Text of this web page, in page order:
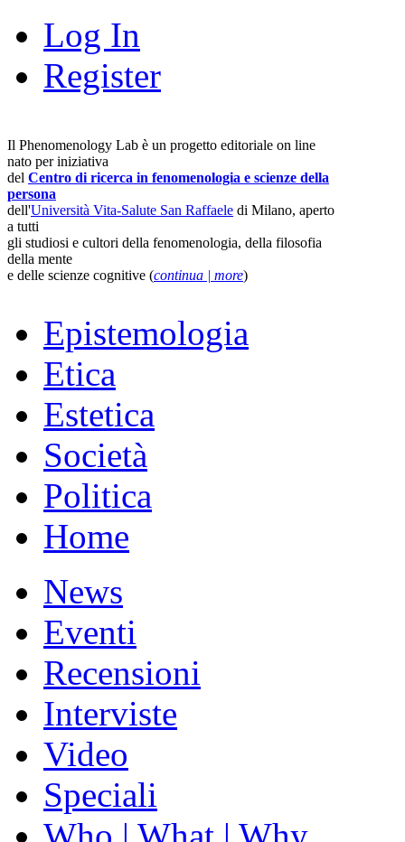
Log In
Register
Il Phenomenology Lab è un progetto editoriale on line
nato per iniziativa
del Centro di ricerca in fenomenologia e scienze della
persona
dell'Università Vita-Salute San Raffaele di Milano, aperto
a tutti
gli studiosi e cultori della fenomenologia, della filosofia
della mente
e delle scienze cognitive (continua | more)
Epistemologia
Etica
Estetica
Società
Politica
Home
News
Eventi
Recensioni
Interviste
Video
Speciali